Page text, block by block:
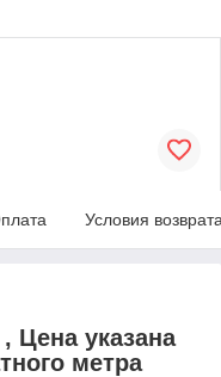
Условия
Цена указана
метра